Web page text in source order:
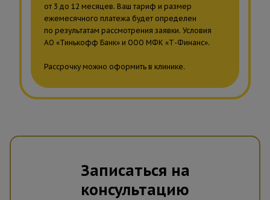
от 3 до 12 месяцев. Ваш тариф и размер
ежемесячного платежа будет определен
по результатам рассмотрения заявки. Условия
АО «Тинькофф Банк» и ООО МФК «Т-Финанс».
Рассрочку можно оформить в клинике.
Записаться на
консультацию